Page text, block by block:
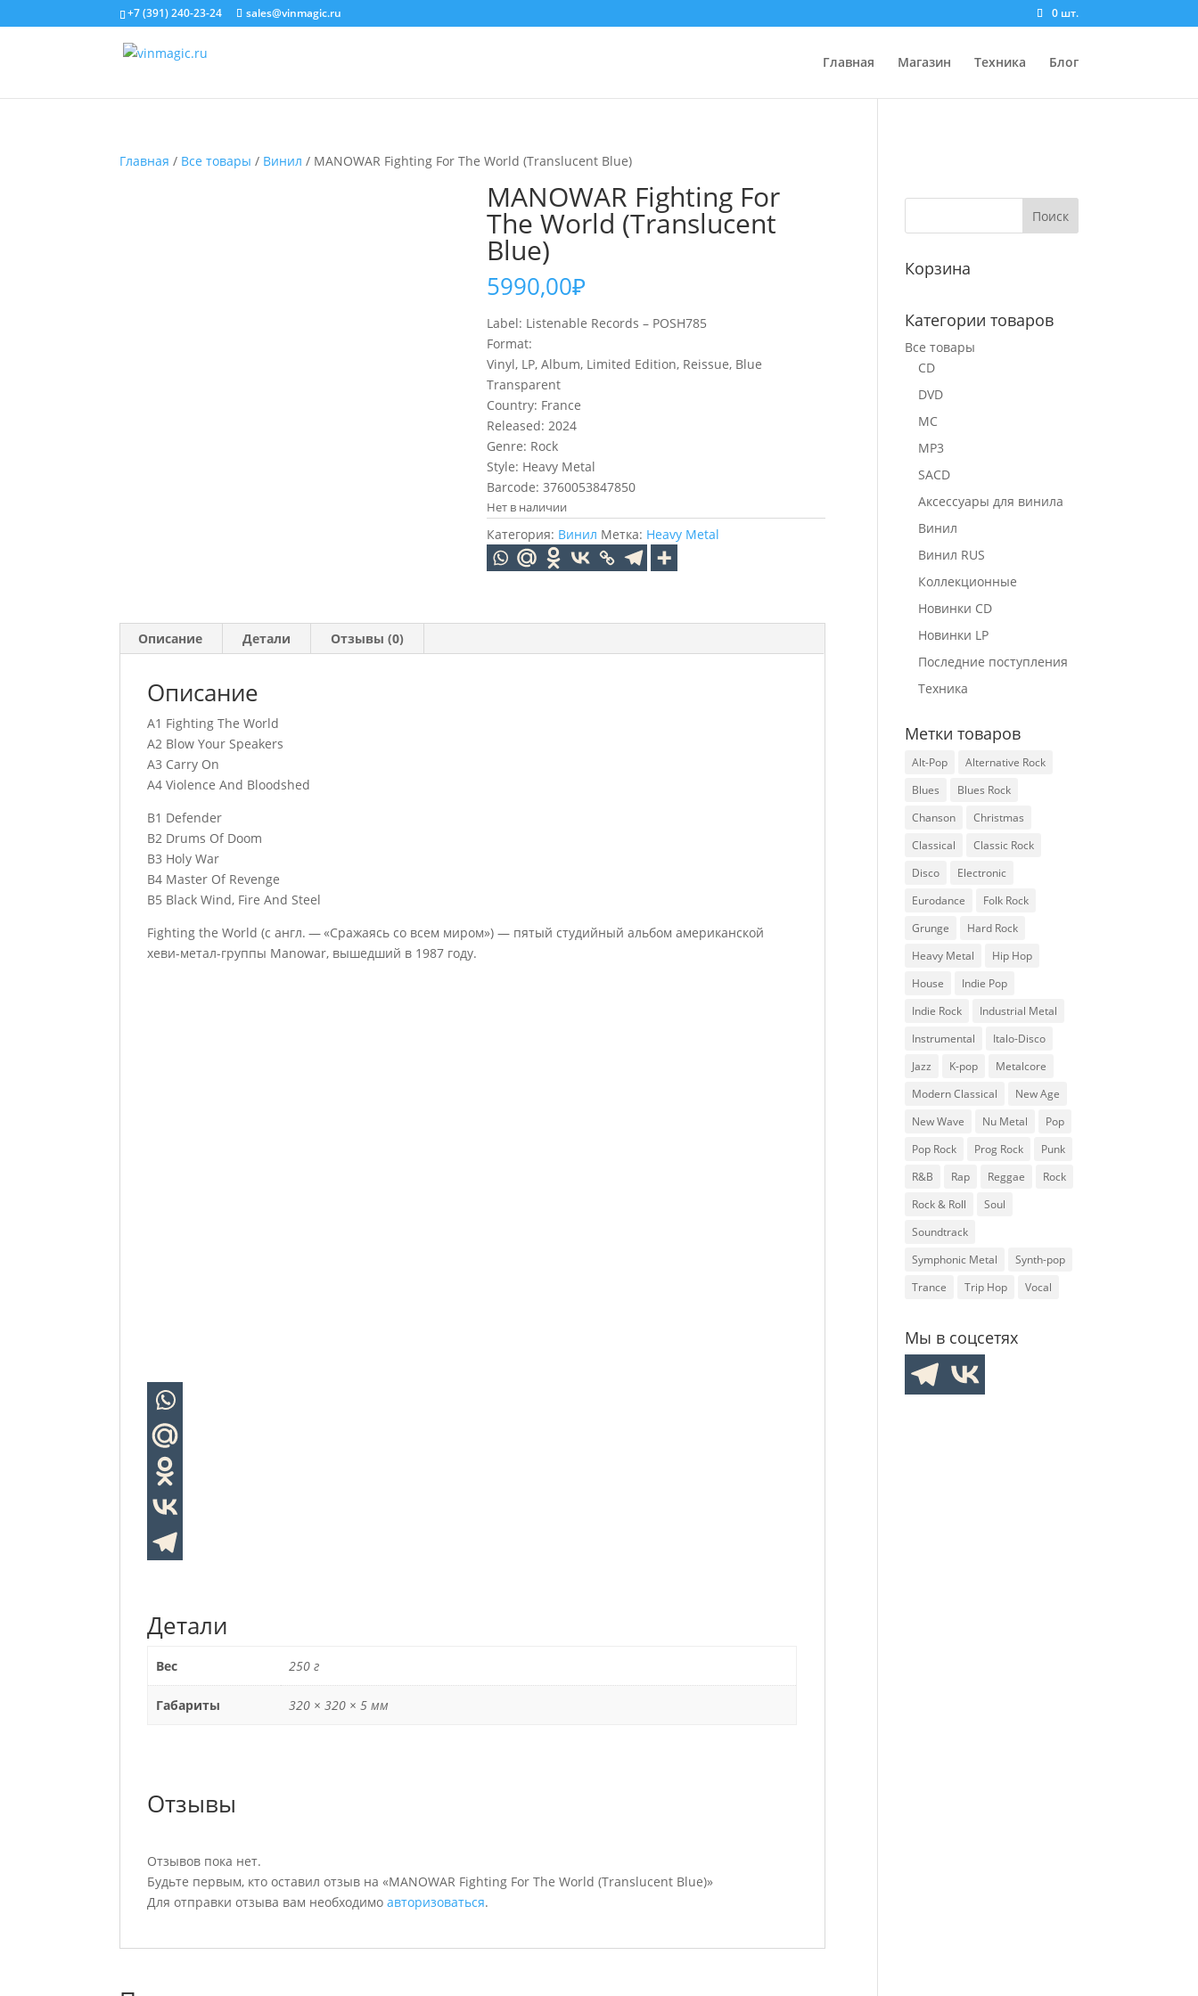
+7 (391) 240-23-24 sales@vinmagic.ru 0 шт.
Главная Магазин Техника Блог
Главная / Все товары / Винил / MANOWAR Fighting For The World (Translucent Blue)
MANOWAR Fighting For
The World (Translucent
Blue)
5990,00₽
Label: Listenable Records – POSH785
Format:
Vinyl, LP, Album, Limited Edition, Reissue, Blue
Transparent
Country: France
Released: 2024
Genre: Rock
Style: Heavy Metal
Barcode: 3760053847850
Нет в наличии
Категория: Винил Метка: Heavy Metal
Описание Детали Отзывы (0)
Описание
A1 Fighting The World
A2 Blow Your Speakers
A3 Carry On
A4 Violence And Bloodshed
B1 Defender
B2 Drums Of Doom
B3 Holy War
B4 Master Of Revenge
B5 Black Wind, Fire And Steel
Fighting the World (с англ. — «Сражаясь со всем миром») — пятый студийный альбом американской
хеви-метал-группы Manowar, вышедший в 1987 году.
Детали
Вес 250 г
Габариты 320 × 320 × 5 мм
Отзывы
Отзывов пока нет.
Будьте первым, кто оставил отзыв на «MANOWAR Fighting For The World (Translucent Blue)»
Для отправки отзыва вам необходимоавторизоваться.
Корзина
Категории товаров
Все товары
CD
DVD
MC
MP3
SACD
Аксессуары для винила
Винил
Винил RUS
Коллекционные
Новинки CD
Новинки LP
Последние поступления
Техника
Метки товаров
Alt-Pop
Alternative Rock
Blues
Blues Rock
Chanson
Christmas
Classical
Classic Rock
Disco
Electronic
Eurodance
Folk Rock
Grunge
Hard Rock
Heavy Metal
Hip Hop
House
Indie Pop
Indie Rock
Industrial Metal
Instrumental
Italo-Disco
Jazz
K-pop
Metalcore
Modern Classical
New Age
New Wave
Nu Metal
Pop
Pop Rock
Prog Rock
Punk
R&B
Rap Reggae
Rock
Rock & Roll
Soul
Soundtrack
Symphonic Metal
Synth-pop
Trance
Trip Hop Vocal
Мы в соцсетях